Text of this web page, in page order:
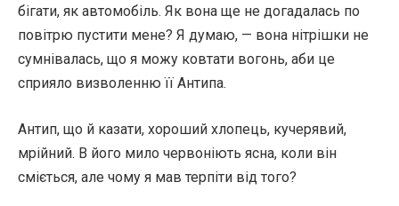
бігати, як автомобіль. Як вона ще не догадалась по
повітрю пустити мене? Я думаю, — вона нітрішки не
сумнівалась, що я можу ковтати вогонь, аби це
сприяло визволенню її Антипа.
Антип, що й казати, хороший хлопець, кучерявий,
мрійний. В його мило червоніють ясна, коли він
сміється, але чому я мав терпіти від того?